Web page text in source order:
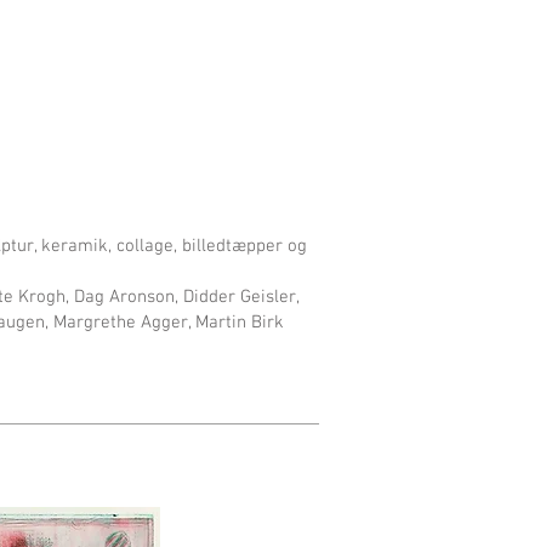
keramik, collage, billedtæpper og
Krogh, Dag Aronson, Didder Geisler,
Margrethe Agger, Martin Birk